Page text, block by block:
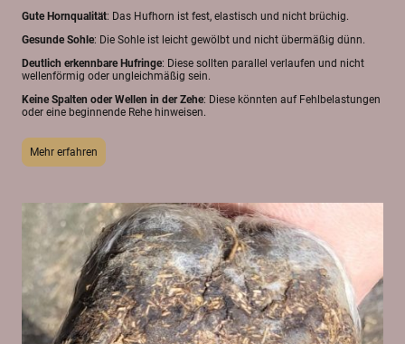
Gute Hornqualität: Das Hufhorn ist fest, elastisch und nicht brüchig.
Gesunde Sohle: Die Sohle ist leicht gewölbt und nicht übermäßig dünn.
Deutlich erkennbare Hufringe: Diese sollten parallel verlaufen und nicht
wellenförmig oder ungleichmäßig sein.
Keine Spalten oder Wellen in der Zehe: Diese könnten auf Fehlbelastungen
oder eine beginnende Rehe hinweisen.
Mehr erfahren